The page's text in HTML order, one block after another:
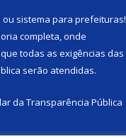
ou sistema para prefeituras!
completa, onde
todas as exigências das
serão atendidas.
da Transparência Pública